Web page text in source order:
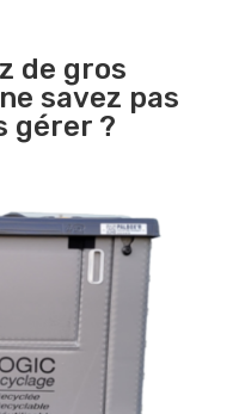
de gros
savez pas
gérer ?